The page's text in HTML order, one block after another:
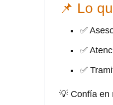
📌 Lo
✅
✅
✅
💡 Confía en